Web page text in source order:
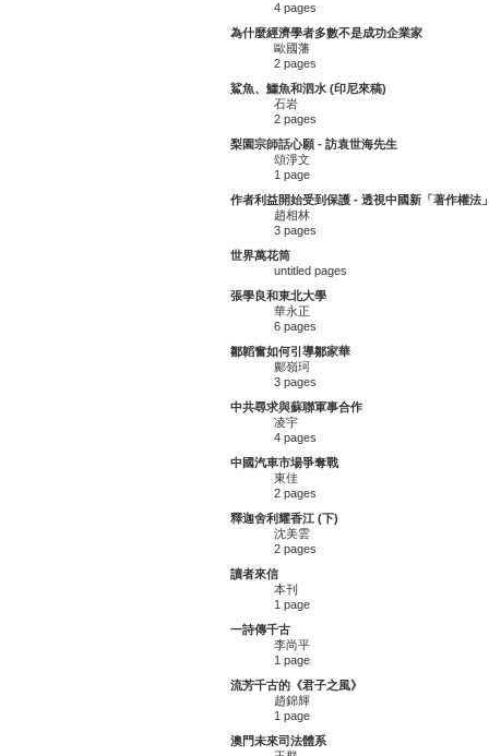
4 pages
為什麼經濟學者多數不是成功企業家
歐國藩
2 pages
鯊魚、鱷魚和泗水 (印尼來稿)
石岩
2 pages
梨園宗師話心願 - 訪袁世海先生
頌淨文
1 page
作者利益開始受到保護 - 透視中國新「著作權法
趙相林
3 pages
世界萬花筒
untitled pages
張學良和東北大學
華永正
6 pages
鄒韜奮如何引導鄒家華
鄺嶺珂
3 pages
中共尋求與蘇聯軍事合作
凌宇
4 pages
中國汽車市場爭奪戰
東佳
2 pages
釋迦舍利耀香江 (下)
沈美雲
2 pages
讀者來信
本刊
1 page
一詩傳千古
李尚平
1 page
流芳千古的《君子之風》
趙錦輝
1 page
澳門未來司法體系